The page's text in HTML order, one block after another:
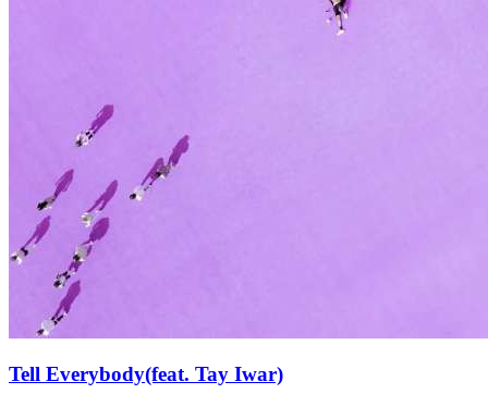
Tell Everybody(feat. Tay Iwar)